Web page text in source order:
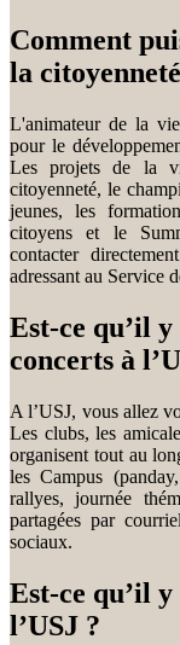
Comment
la
L'animateur de la
pour le
Les projets de la
citoyenneté, le
jeunes, les
citoyens et le
contacter
adressant au Service
Est-ce qu’il y
concerts à
A l’USJ, vous allez
Les clubs, les
organisent tout au
les Campus
rallyes, journée
partagées par
sociaux.
Est-ce qu’il
l’USJ ?